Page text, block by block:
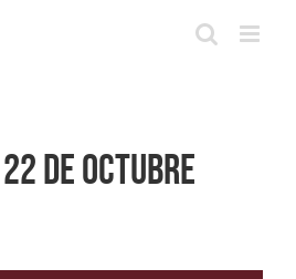
de octubre